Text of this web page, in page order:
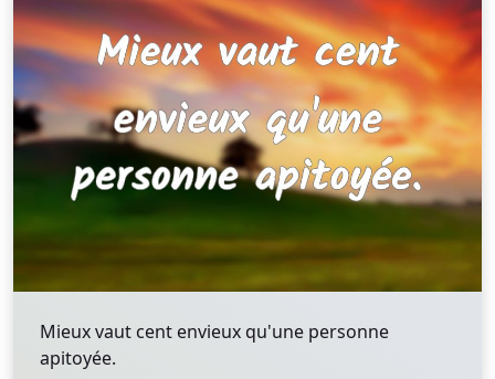
Mieux vaut cent envieux qu'une personne
apitoyée.